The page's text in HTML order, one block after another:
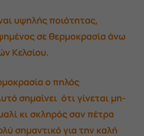
υψηλής ποιότητας,
σε θερμοκρασία άνω
Κελσίου.
ο πηλός
σημαίνει ότι γίνεται μη-
κι σκληρός σαν πέτρα
σημαντικό για την καλή